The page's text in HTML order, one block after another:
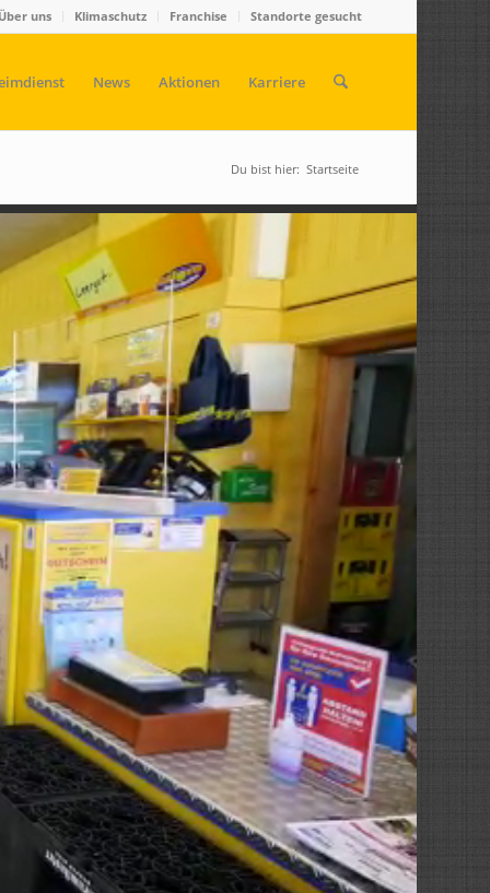
uns Klimaschutz Franchise Standorte gesucht
News Aktionen Karriere
Du bist hier: Startseite